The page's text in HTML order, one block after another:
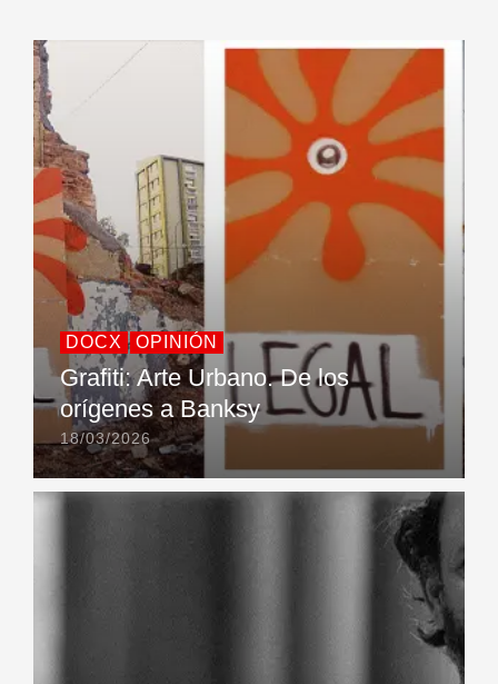
DOCX OPINIÓN
Grafiti: Arte Urbano. De los
orígenes a Banksy
18/03/2026